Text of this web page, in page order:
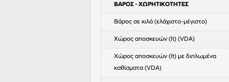
ΒΑΡΟΣ - ΧΩΡΗΤΙΚΟΤΗΤΕΣ
Βάρος σε κιλά (ελάχιστο-μέγιστο)
Χώρος αποσκευών (lt) (VDA)
Χώρος αποσκευών (lt) με διπλωμένα
καθίσματα (VDA)